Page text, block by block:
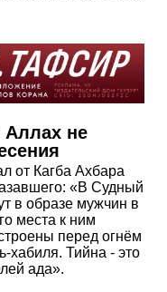
Аллах не
от Кагба Ахбара
«В Судный
в образе мужчин в
места к ним
перед огнём
хабиля. Тийна - это
ада».